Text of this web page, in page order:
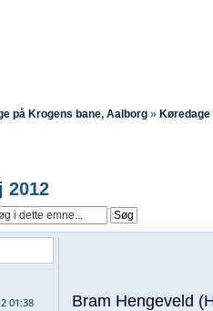
på Krogens bane, Aalborg » Køredage
2012
01:38
Bram Hengeveld